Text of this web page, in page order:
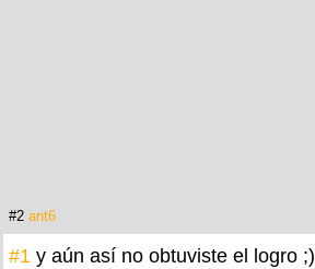
#2 ant6
#1 y aún así no obtuviste el logro ;)